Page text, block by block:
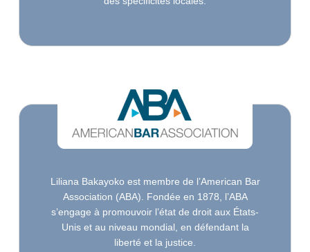
Liliana Bakayoko est membre de l’American Bar
Association (ABA). Fondée en 1878, l’ABA
s’engage à promouvoir l’état de droit aux États-
Unis et au niveau mondial, en défendant la
liberté et la justice.